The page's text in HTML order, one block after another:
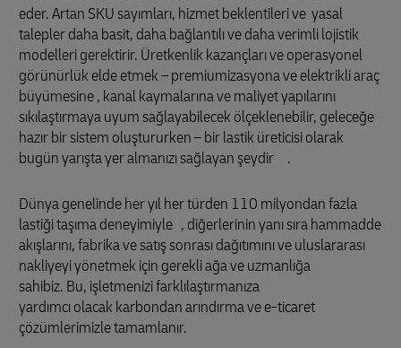
eder. Artan SKU sayımları, hizmet beklentileri ve yasal
talepler daha basit, daha bağlantılı ve daha verimli lojistik
modelleri gerektirir. Üretkenlik kazançları ve operasyonel
görünürlük elde etmek – premiumizasyona ve elektrikli araç
büyümesine , kanal kaymalarına ve maliyet yapılarını
sıkılaştırmaya uyum sağlayabilecek ölçeklenebilir, geleceğe
hazır bir sistem oluştururken – bir lastik üreticisi olarak
bugün yarışta yer almanızı sağlayan şeydir .
Dünya genelinde her yıl her türden 110 milyondan fazla
lastiği taşıma deneyimiyle , diğerlerinin yanı sıra hammadde
akışlarını, fabrika ve satış sonrası dağıtımını ve uluslararası
nakliyeyi yönetmek için gerekli ağa ve uzmanlığa
sahibiz. Bu, işletmenizi farklılaştırmanıza
yardımcı olacak karbondan arındırma ve e-ticaret
çözümlerimizle tamamlanır.